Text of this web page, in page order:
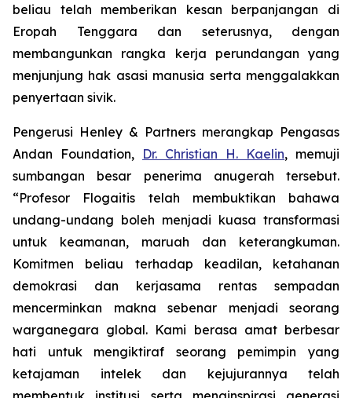
beliau telah memberikan kesan berpanjangan di
Eropah Tenggara dan seterusnya, dengan
membangunkan rangka kerja perundangan yang
menjunjung hak asasi manusia serta menggalakkan
penyertaan sivik.
Pengerusi Henley & Partners merangkap Pengasas
Andan Foundation, Dr. Christian H. Kaelin, memuji
sumbangan besar penerima anugerah tersebut.
“Profesor Flogaitis telah membuktikan bahawa
undang-undang boleh menjadi kuasa transformasi
untuk keamanan, maruah dan keterangkuman.
Komitmen beliau terhadap keadilan, ketahanan
demokrasi dan kerjasama rentas sempadan
mencerminkan makna sebenar menjadi seorang
warganegara global. Kami berasa amat berbesar
hati untuk mengiktiraf seorang pemimpin yang
ketajaman intelek dan kejujurannya telah